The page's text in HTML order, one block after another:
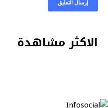
الاكثر مشاهدة